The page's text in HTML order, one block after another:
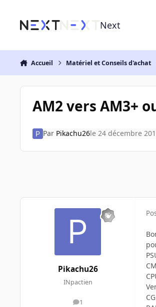
Next
Accueil Matériel et Conseils d'achat
AM2 vers AM3+
Par Pikachu26le 24 décembre
Pikachu26
INpactien
1
messages